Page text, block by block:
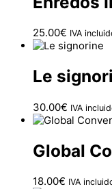
25.00€ IVA
Le
30.00€ IVA
Global
18.00€ IVA